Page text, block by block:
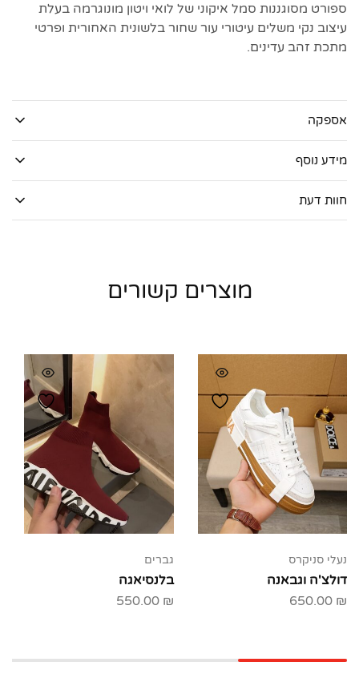
ספורט מסוגננות סמל איקוני של לואי ויטון מונוגרמה בעלת
עיצוב נקי משלים עיטורי עור שחור בלשונית האחורית ופרטי
מתכת זהב עדינים.
אספקה
מידע נוסף
חוות דעת
מוצרים קשורים
נעלי סניקרס
דולצ'ה וגבאנה
650.00 ₪
גברים
בלנסיאגה
550.00 ₪